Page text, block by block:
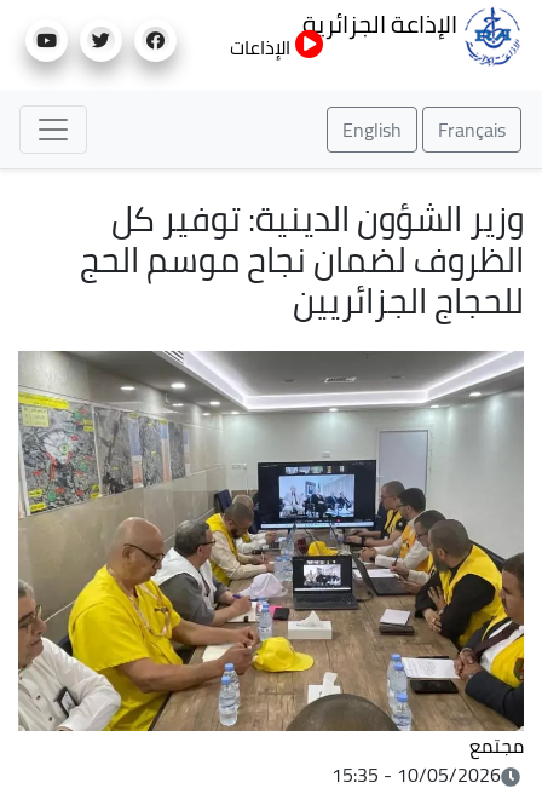
إلى
الإذاعة الجزائرية
الإذاعات
Français
English
وزير الشؤون الدينية: توفير كل
الظروف لضمان نجاح موسم الحج
للحجاج الجزائريين
مجتمع
10/05/2026 - 15:35